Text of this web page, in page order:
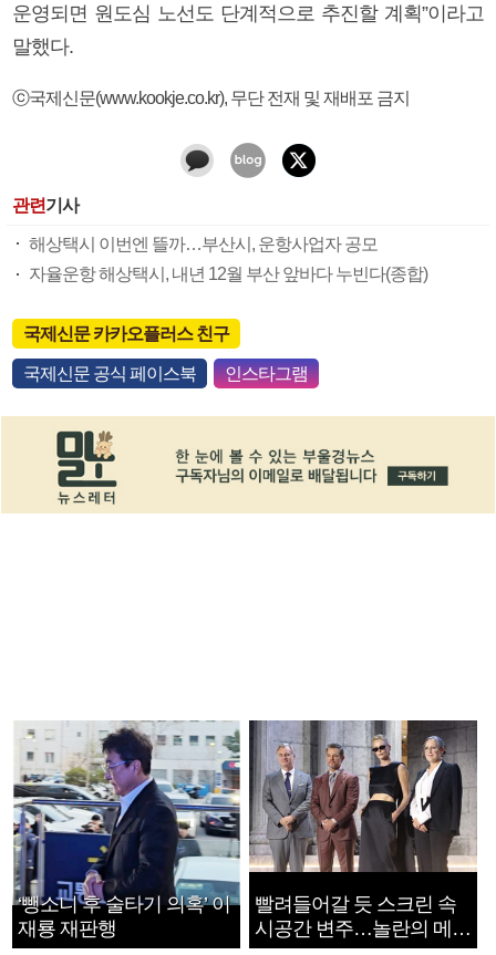
운영되면 원도심 노선도 단계적으로 추진할 계획”이라고
말했다.
ⓒ국제신문(www.kookje.co.kr), 무단 전재 및 재배포 금지
관련기사
해상택시 이번엔 뜰까…부산시, 운항사업자 공모
자율운항 해상택시, 내년 12월 부산 앞바다 누빈다(종합)
국제신문 카카오플러스 친구
국제신문 공식 페이스북 인스타그램
‘뺑소니 후 술타기 의혹’ 이
재룡 재판행
빨려들어갈 듯 스크린 속
시공간 변주…놀란의 메시